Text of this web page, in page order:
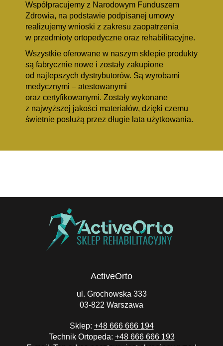
Współpracujemy z Narodowym Funduszem
Zdrowia, na podstawie podpisanej umowy
realizujemy wnioski z zakresu zaopatrzenia
w przedmioty ortopedyczne oraz rehabilitacyjne.
Wszystkie oferowane w naszym sklepie produkty
są fabrycznie nowe i zostały zakupione
od najlepszych dystrybutorów. Są wyrobami
medycznymi – atestowanymi
oraz certyfikowanymi. Zostały wykonane
z najwyższej jakości materiałów, dzięki czemu
świetnie posłużą przez długie lata użytkowania.
ActiveOrto
ul. Grochowska 333
03-822 Warszawa
Sklep: +48 666 666 194
Technik Ortopeda: +48 666 666 193